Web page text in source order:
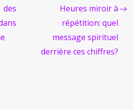
Heures miroir à
répétition: quel
message spirituel
derrière ces chiffres?